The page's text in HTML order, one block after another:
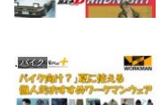
バイク